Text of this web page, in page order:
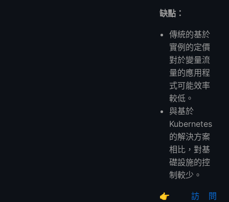
缺點：
傳統的基於
實例的定價
對於變量流
量的應用程
式可能效率
較低。
與基於
Kubernetes
的解決方案
相比，對基
礎設施的控
制較少。
👉 訪問